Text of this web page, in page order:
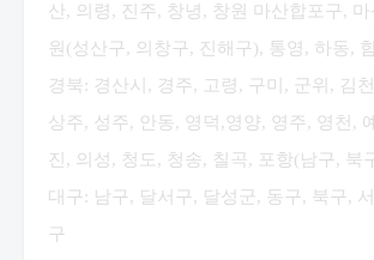
산, 의령, 진주, 창녕, 창원 마산합포구,
원(성산구, 의창구, 진해구), 통영, 하동,
경북: 경산시, 경주, 고령, 구미, 군위, 김
상주, 성주, 안동, 영덕,영양, 영주, 영천,
진, 의성, 청도, 청송, 칠곡, 포항(남구, 북
대구: 남구, 달서구, 달성군, 동구, 북구,
구